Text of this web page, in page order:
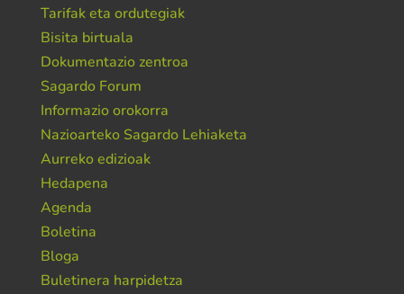
Tarifak eta ordutegiak
Bisita birtuala
Dokumentazio zentroa
Sagardo Forum
Informazio orokorra
Nazioarteko Sagardo Lehiaketa
Aurreko edizioak
Hedapena
Agenda
Boletina
Bloga
Buletinera harpidetza